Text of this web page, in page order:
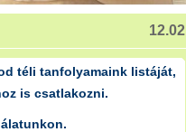
12.02
téli tanfolyamaink listáját,
is csatlakozni.